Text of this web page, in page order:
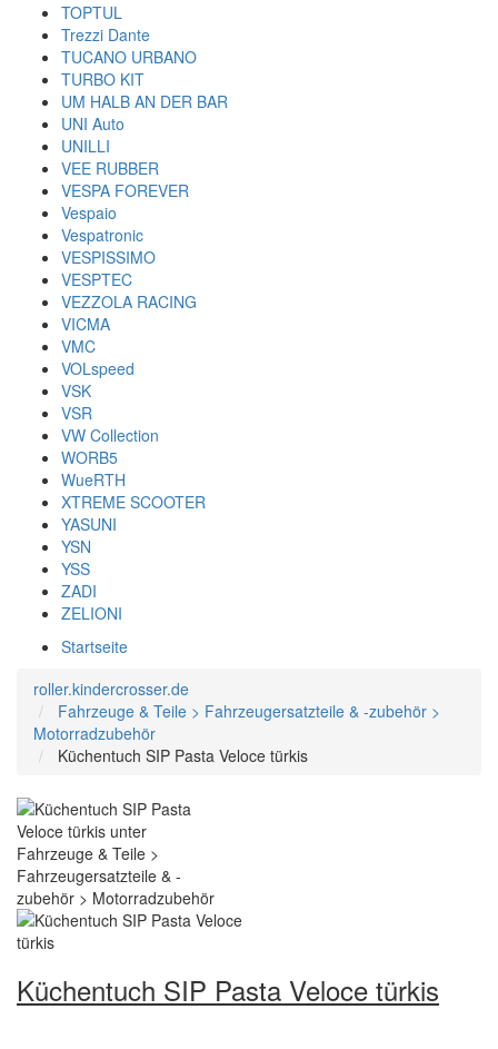
TOPTUL
Trezzi Dante
TUCANO URBANO
TURBO KIT
UM HALB AN DER BAR
UNI Auto
UNILLI
VEE RUBBER
VESPA FOREVER
Vespaio
Vespatronic
VESPISSIMO
VESPTEC
VEZZOLA RACING
VICMA
VMC
VOLspeed
VSK
VSR
VW Collection
WORB5
WueRTH
XTREME SCOOTER
YASUNI
YSN
YSS
ZADI
ZELIONI
Startseite
roller.kindercrosser.de
Fahrzeuge & Teile > Fahrzeugersatzteile & -zubehör >
Motorradzubehör
Küchentuch SIP Pasta Veloce türkis
Küchentuch SIP Pasta Veloce türkis